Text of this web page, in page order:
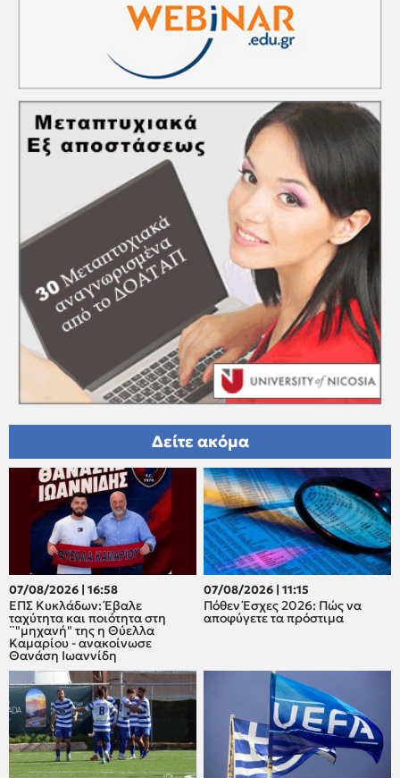
Δείτε ακόμα
07/08/2026 | 16:58
ΕΠΣ Κυκλάδων: Έβαλε
ταχύτητα και ποιότητα στη
¨"μηχανή" της η Θύελλα
Καμαρίου - ανακοίνωσε
Θανάση Ιωαννίδη
07/08/2026 | 11:15
Πόθεν Έσχες 2026: Πώς να
αποφύγετε τα πρόστιμα